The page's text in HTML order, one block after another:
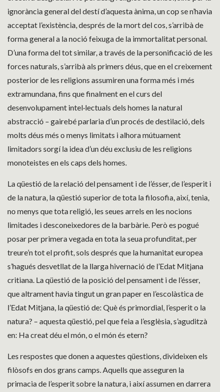
ignorància general del destí d’aquesta ànima, un cop se n’havia
acceptat l’existència, després de la mort del cos, s’arribà de
forma general a la noció feixuga de la immortalitat personal.
D’una forma del tot similar, a través de la personificació de les
forces naturals, s’arribà als primers déus, que en el creixement
posterior de les religions assumiren una forma més i més
extramundana, fins que finalment en el curs del
desenvolupament intel·lectuals dels homes la natural
abstracció – gairebé parlaria d’un procés de destilació, dels
molts déus més o menys limitats i alhora mútuament
limitadors sorgí la idea d’un déu exclusiu de les religions
monoteistes en els caps dels homes.
La qüestió de la relació del pensament i de l’ésser, de l’esperit i
de la natura, la qüestió superior de tota la filosofia, així, tenia,
no menys que tota religió, les seues arrels en les nocions
limitades i desconeixedores de la barbàrie. Però es pogué
posar per primera vegada en tota la seua profunditat, per
treure’n tot el profit, sols després que la humanitat europea
s’hagués desvetllat de la llarga hivernació de l’Edat Mitjana
critiana. La qüestió de la posició del pensament i de l’ésser,
que altrament havia tingut un gran paper en l’escolàstica de
l’Edat Mitjana, la qüestió de: Què és primordial, l’esperit o la
natura? – aquesta qüestió, pel que feia a l’esglèsia, s’aguditzà
en: Ha creat déu el món, o el món és etern?
Les respostes que donen a aquestes qüestions, divideixen els
filòsofs en dos grans camps. Aquells que asseguren la
primacia de l’esperit sobre la natura, i així assumen en darrera